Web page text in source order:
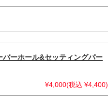
ーホール&セッティングパー
¥4,000(税込 ¥4,400)